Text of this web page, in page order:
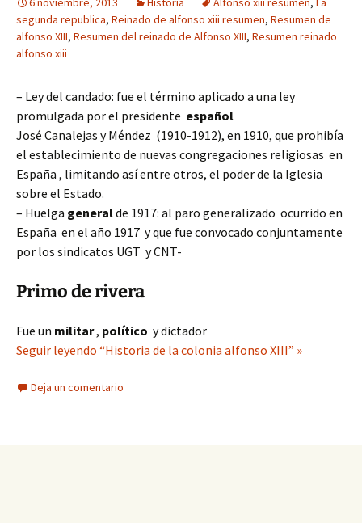
segunda republica, Reinado de alfonso xiii resumen, Resumen de
alfonso XIII, Resumen del reinado de Alfonso XIII, Resumen reinado
alfonso xiii
– Ley del candado: fue el término aplicado a una ley
promulgada por el presidente español
José Canalejas y Méndez (1910-1912), en 1910, que prohibía
el establecimiento de nuevas congregaciones religiosas en
España , limitando así entre otros, el poder de la Iglesia
sobre el Estado.
– Huelga generalde 1917: al paro generalizado ocurrido en
España en el año 1917 y que fue convocado conjuntamente
por los sindicatos UGT y CNT-
Primo de rivera
Fue un militar, político y dictador
Seguir leyendo “Historia de la colonia alfonso XIII” »
Deja un comentario